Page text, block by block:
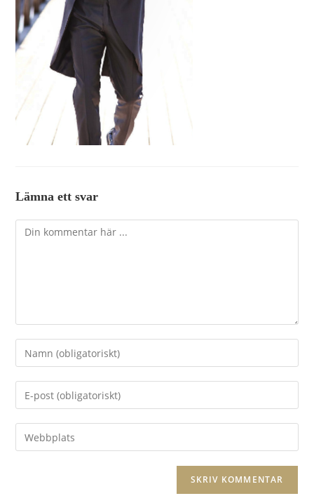
Lämna ett svar
Kommentar
Ange
ditt
namn
eller
för
att
Ange
din
e-
postadress
Ange
URL